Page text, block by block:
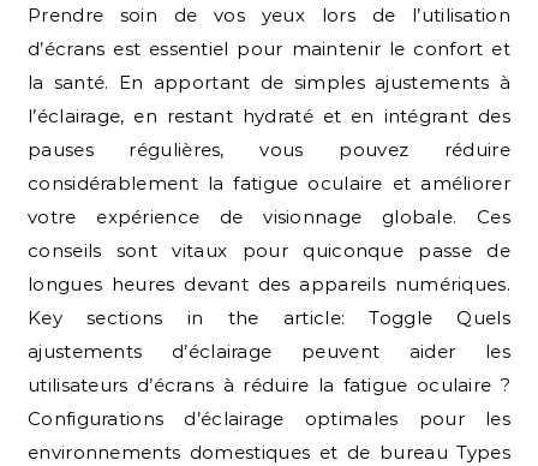
Prendre soin de vos yeux lors de l’utilisation
d’écrans est essentiel pour maintenir le confort et
la santé. En apportant de simples ajustements à
l’éclairage, en restant hydraté et en intégrant des
pauses régulières, vous pouvez réduire
considérablement la fatigue oculaire et améliorer
votre expérience de visionnage globale. Ces
conseils sont vitaux pour quiconque passe de
longues heures devant des appareils numériques.
Key sections in the article: Toggle Quels
ajustements d’éclairage peuvent aider les
utilisateurs d’écrans à réduire la fatigue oculaire ?
Configurations d’éclairage optimales pour les
environnements domestiques et de bureau Types